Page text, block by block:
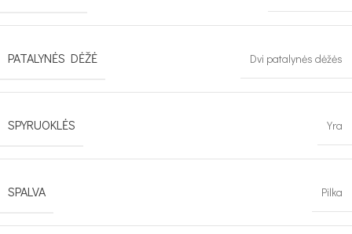
PATALYNĖS DĖŽĖ Dvi patalynės dėžės
SPYRUOKLĖS Yra
SPALVA Pilka